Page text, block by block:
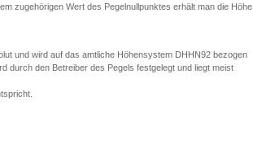
zugehörigen Wert des Pegelnullpunktes erhält man die Höhe
und wird auf das amtliche Höhensystem DHHN92 bezogen
durch den Betreiber des Pegels festgelegt und liegt meist